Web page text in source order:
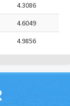
4.3086
4.6049
4.9856